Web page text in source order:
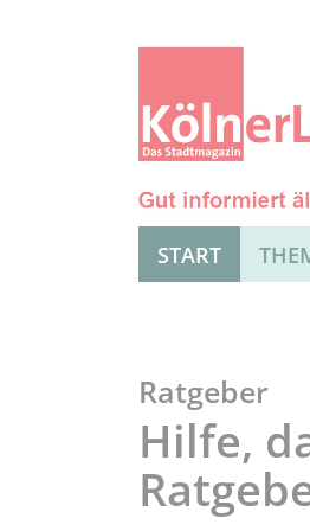
START
Ratgeber
Hilfe,